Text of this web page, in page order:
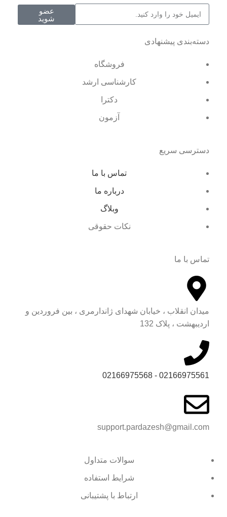
عضو
شوید
دسته‌بندی پیشنهادی
فروشگاه
کارشناسی ارشد
دکترا
آزمون
دسترسی سریع
تماس با ما
درباره ما
وبلاگ
نکات حقوقی
تماس با ما
میدان انقلاب ، خیابان شهدای ژاندارمری ، بین فروردین و
اردیبهشت ، پلاک 132
02166975561 - 02166975568
support.pardazesh@gmail.com
سوالات متداول
شرایط استفاده
ارتباط با پشتیبانی